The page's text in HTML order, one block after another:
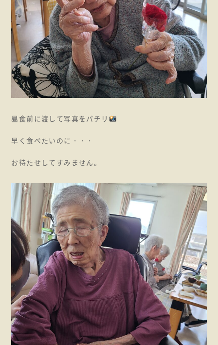
昼食前に渡して写真をパチリ
早く食べたいのに・・・
お待たせしてすみません。